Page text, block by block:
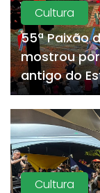
Cultura
55ª Paixão
mostrou
antigo do
Cultura